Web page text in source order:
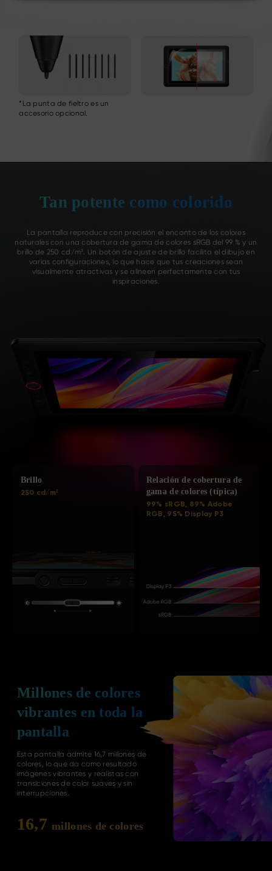
*La punta de fieltro es un
accesorio opcional.
Tan potente como colorido
La pantalla reproduce con precisión el encanto de los colores
naturales con una cobertura de gama de colores sRGB del 99 % y un
brillo de 250 cd/m². Un botón de ajuste de brillo facilita el dibujo en
varias configuraciones, lo que hace que tus creaciones sean
visualmente atractivas y se alineen perfectamente con tus
inspiraciones.
Brillo
250 cd/m²
Relación de cobertura de
gama de colores (típica)
99% sRGB, 89% Adobe
RGB, 95% Display P3
Millones de colores
vibrantes en toda la
pantalla
Esta pantalla admite 16,7 millones de
colores, lo que da como resultado
imágenes vibrantes y realistas con
transiciones de color suaves y sin
interrupciones.
16,7 millones de colores